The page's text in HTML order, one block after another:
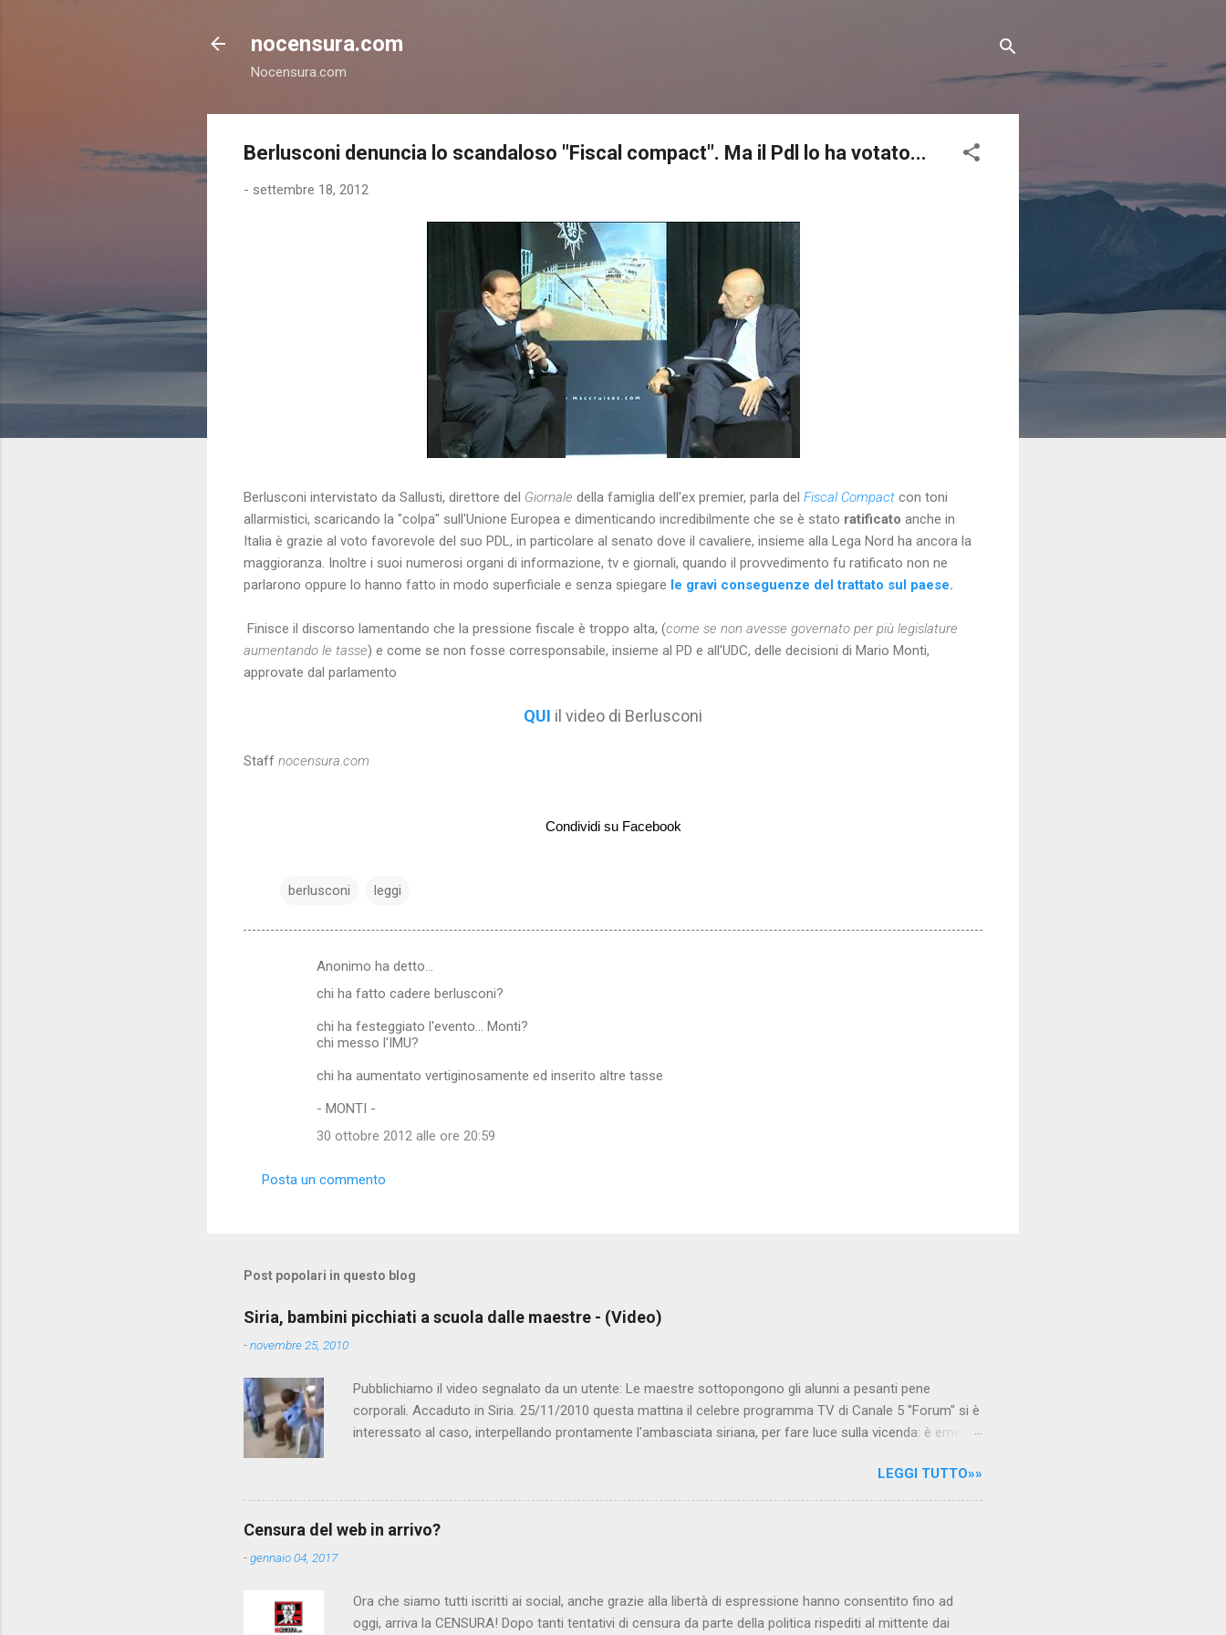
nocensura.com
Nocensura.com
Berlusconi denuncia lo scandaloso "Fiscal compact". Ma il Pdl lo ha votato...
- settembre 18, 2012
Berlusconi intervistato da Sallusti, direttore del Giornale della famiglia dell'ex premier, parla del Fiscal Compact con toni
allarmistici, scaricando la "colpa" sull'Unione Europea e dimenticando incredibilmente che se è stato ratificato anche in
Italia è grazie al voto favorevole del suo PDL, in particolare al senato dove il cavaliere, insieme alla Lega Nord ha ancora la
maggioranza. Inoltre i suoi numerosi organi di informazione, tv e giornali, quando il provvedimento fu ratificato non ne
parlarono oppure lo hanno fatto in modo superficiale e senza spiegare le gravi conseguenze del trattato sul paese.
Finisce il discorso lamentando che la pressione fiscale è troppo alta, (come se non avesse governato per più legislature
aumentando le tasse) e come se non fosse corresponsabile, insieme al PD e all'UDC, delle decisioni di Mario Monti,
approvate dal parlamento
QUI il video di Berlusconi
Staff nocensura.com
Condividi su Facebook
berlusconi leggi
Anonimo ha detto…
chi ha fatto cadere berlusconi?
chi ha festeggiato l'evento... Monti?
chi messo l'IMU?
chi ha aumentato vertiginosamente ed inserito altre tasse
- MONTI -
30 ottobre 2012 alle ore 20:59
Posta un commento
Post popolari in questo blog
Siria, bambini picchiati a scuola dalle maestre - (Video)
-novembre 25, 2010
Pubblichiamo il video segnalato da un utente: Le maestre sottopongono gli alunni a pesanti pene
corporali. Accaduto in Siria. 25/11/2010 questa mattina il celebre programma TV di Canale 5 "Forum" si è
interessato al caso, interpellando prontamente l'ambasciata siriana, per fare luce sulla vicenda: è emerso
state punite e allontanate dalla scuola. LEGGI IL SERVIZIO . staff nocensura.com Condividi su Facebook
LEGGI TUTTO»»
Censura del web in arrivo?
-gennaio 04, 2017
Ora che siamo tutti iscritti ai social, anche grazie alla libertà di espressione hanno consentito fino ad
oggi, arriva la CENSURA! Dopo tanti tentativi di censura da parte della politica rispediti al mittente dai